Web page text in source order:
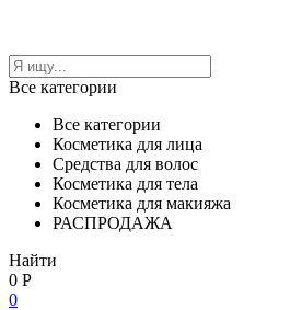
Все категории
Все категории
Косметика для лица
Средства для волос
Косметика для тела
Косметика для макияжа
РАСПРОДАЖА
Найти
0 Р
0